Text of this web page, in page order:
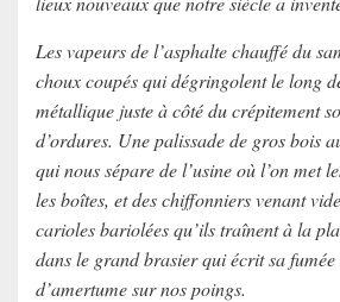
Les vapeurs de l’asphalte chauffé du
choux coupés qui dégringolent le long
métallique juste à côté du crépitement
d’ordures. Une palissade de gros bois
qui nous sépare de l’usine où l’on met
les boîtes, et des chiffonniers venant
carioles bariolées qu’ils traînent à la
dans le grand brasier qui écrit sa
d’amertume sur nos poings.